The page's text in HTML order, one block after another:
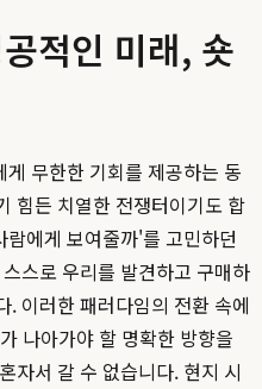
적인 미래, 숏
무한한 기회를 제공하는 동
힘든 치열한 전쟁터이기도 합
에게 보여줄까'를 고민하던
스로 우리를 발견하고 구매하
이러한 패러다임의 전환 속에
나아가야 할 명확한 방향을
자서 갈 수 없습니다. 현지 시